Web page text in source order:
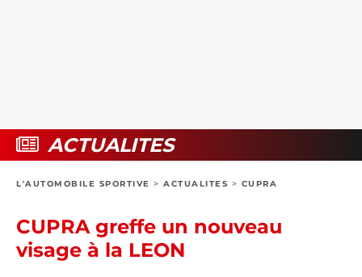
BOUTIQUE
ACTUALITES
L'AUTOMOBILE SPORTIVE > ACTUALITES > CUPRA
CUPRA greffe un nouveau
visage à la LEON